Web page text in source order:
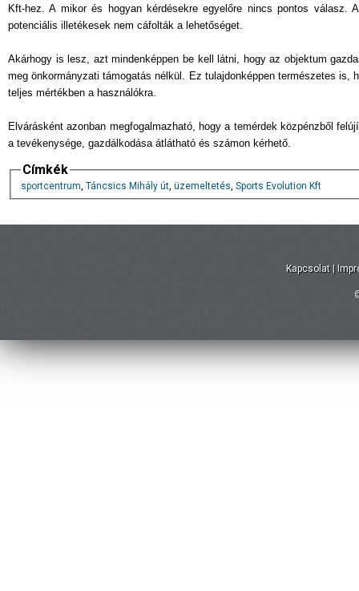
Kft-hez. A mikor és hogyan kérdésekre egyelőre nincs pontos válasz.
potenciális illetékesek nem cáfolták a lehetőséget.
Akárhogy is lesz, azt mindenképpen be kell látni, hogy az objektum
meg önkormányzati támogatás nélkül. Ez tulajdonképpen természetes
teljes mértékben a használókra.
Elvárásként azonban megfogalmazható, hogy a temérdek közpénzből
a tevékenysége, gazdálkodása átlátható és számon kérhető.
Címkék
sportcentrum, Táncsics Mihály út, üzemeltetés, Sports Evolution Kft
Kapcsolat |